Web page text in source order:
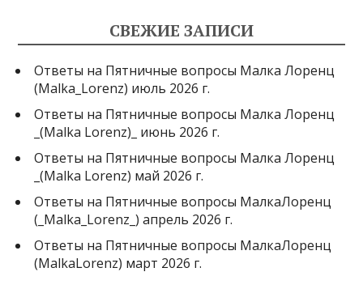
СВЕЖИЕ ЗАПИСИ
Ответы на Пятничные вопросы Малка Лоренц
(Malka_Lorenz) июль 2026 г.
Ответы на Пятничные вопросы Малка Лоренц
_(Malka Lorenz)_ июнь 2026 г.
Ответы на Пятничные вопросы Малка Лоренц
_(Malka Lorenz) май 2026 г.
Ответы на Пятничные вопросы МалкаЛоренц
(_Malka_Lorenz_) апрель 2026 г.
Ответы на Пятничные вопросы МалкаЛоренц
(MalkaLorenz) март 2026 г.